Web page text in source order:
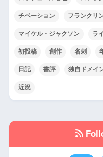
チベーション フランクリ
マイケル・ジャクソン ラ
初投稿 創作 名刺
日記 書評 独自ドメイ
近況